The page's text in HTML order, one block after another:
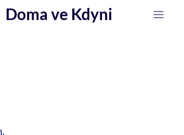
Doma ve Kdyni